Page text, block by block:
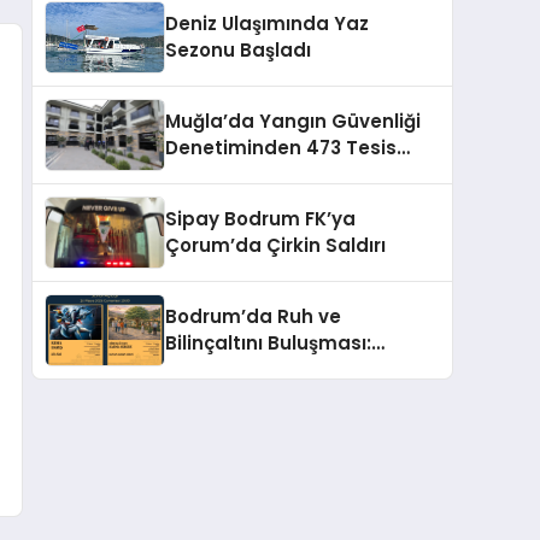
Deniz Ulaşımında Yaz
Sezonu Başladı
Muğla’da Yangın Güvenliği
Denetiminden 473 Tesis
Sipay Bodrum FK’ya
Çorum’da Çirkin Saldırı
Bodrum’da Ruh ve
Bilinçaltını Buluşması: